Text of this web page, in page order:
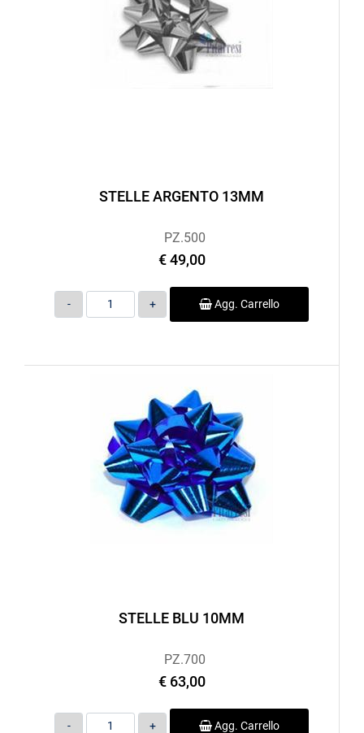
STELLE ARGENTO 13MM
PZ.500
€ 49,00
Quantità
Agg. Carrello
STELLE BLU 10MM
PZ.700
€ 63,00
Quantità
Agg. Carrello